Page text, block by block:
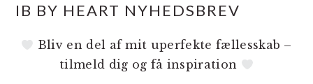
IB BY HEART NYHEDSBREV
Bliv en del af mit uperfekte fællesskab –
tilmeld dig og få inspiration